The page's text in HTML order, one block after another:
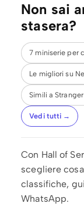
Non sai
stasera?
7 miniserie per
Le migliori su
Simili a
Vedi tutti →
Con Hall of
scegliere
classifiche,
WhatsApp.